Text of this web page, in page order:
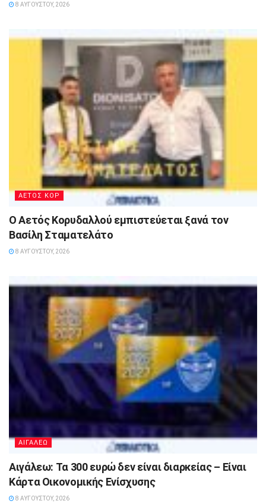
8 ΑΥΓΟΎΣΤΟΥ, 2026
ΑΕΤΟΣ ΚΟΡ
Ο Αετός Κορυδαλλού εμπιστεύεται ξανά τον
Βασίλη Σταματελάτο
8 ΑΥΓΟΎΣΤΟΥ, 2026
ΑΙΓΑΛΕΩ
Αιγάλεω: Τα 300 ευρώ δεν είναι διαρκείας – Είναι
Κάρτα Οικονομικής Ενίσχυσης
8 ΑΥΓΟΎΣΤΟΥ, 2026